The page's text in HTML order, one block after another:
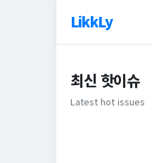
LikkLy
최신 핫이슈
Latest hot issues